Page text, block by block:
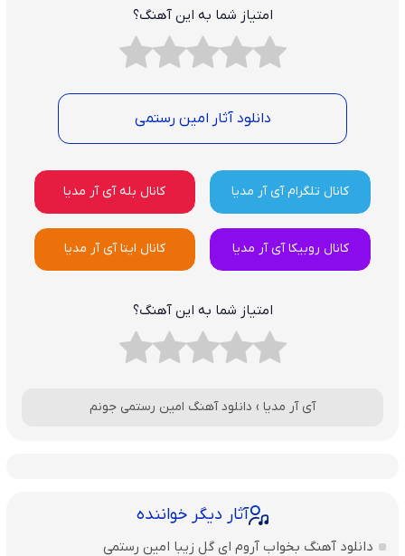
امتیاز شما به این آهنگ؟
دانلود آثار امین رستمی
کانال تلگرام آی آر مدیا کانال بله آی آر مدیا
کانال روبیکا آی آر مدیا کانال ایتا آی آر مدیا
امتیاز شما به این آهنگ؟
آی آر مدیا › دانلود آهنگ امین رستمی جونم
آثار دیگر خواننده
دانلود آهنگ بخواب آروم ای گل زیبا امین رستمی